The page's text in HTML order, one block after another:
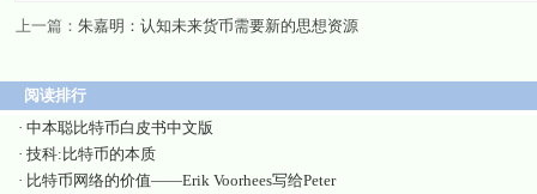
上一篇： 朱嘉明：认知未来货币需要新的思想资源
阅读排行
· 中本聪比特币白皮书中文版
· 技科:比特币的本质
· 比特币网络的价值——Erik Voorhees写给Peter